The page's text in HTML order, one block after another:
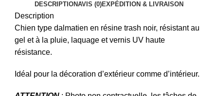
DESCRIPTIONAVIS (0)EXPÉDITION & LIVRAISON
Description
Chien type dalmatien en résine trash noir, résistant au
gel et à la pluie, laquage et vernis UV haute
résistance.
Idéal pour la décoration d’extérieur comme d’intérieur.